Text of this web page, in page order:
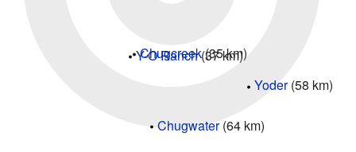
Yoder(58 km)
Y-O Ranch(37 km)
Chugcreek(35 km)
Chugwater(64 km)